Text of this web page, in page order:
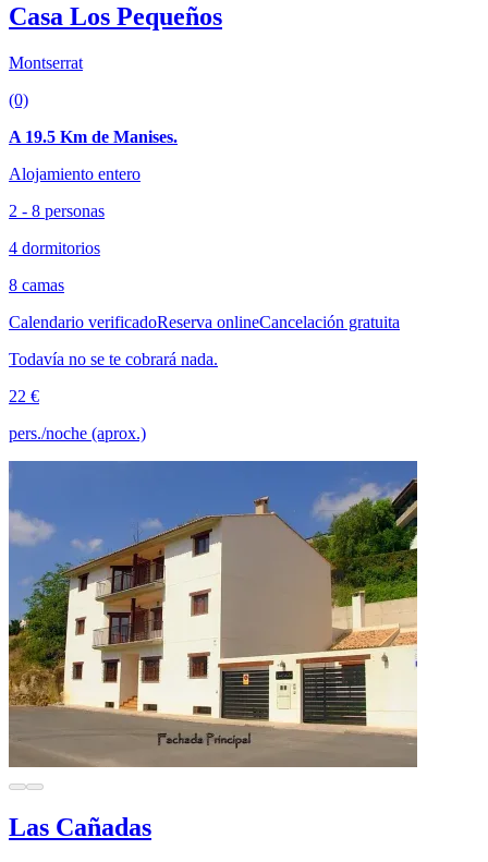
Casa Los Pequeños
Montserrat
(0)
A 19.5 Km de Manises.
Alojamiento entero
2 - 8 personas
4 dormitorios
8 camas
Calendario verificadoReserva onlineCancelación gratuita
Todavía no se te cobrará nada.
22 €
pers./noche (aprox.)
Las Cañadas